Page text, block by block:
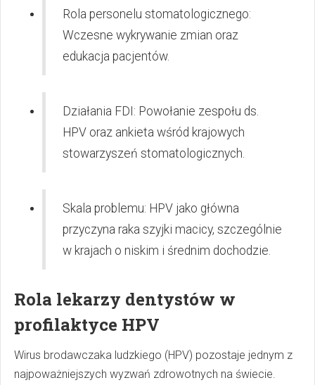
Rola personelu stomatologicznego:
Wczesne wykrywanie zmian oraz
edukacja pacjentów.
Działania FDI: Powołanie zespołu ds.
HPV oraz ankieta wśród krajowych
stowarzyszeń stomatologicznych.
Skala problemu: HPV jako główna
przyczyna raka szyjki macicy, szczególnie
w krajach o niskim i średnim dochodzie.
Rola lekarzy dentystów w
profilaktyce HPV
Wirus brodawczaka ludzkiego (HPV) pozostaje jednym z
najpoważniejszych wyzwań zdrowotnych na świecie.